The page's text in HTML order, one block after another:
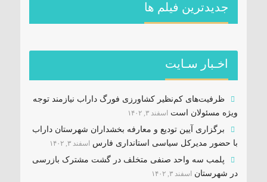
جديدترين فیلم ها
اخـبار سـایت
ظرفیت‌های کم‌نظیر کشاورزی فورگ داراب نیازمند توجه
ویژه مسئولان است
اسفند ۳, ۱۴۰۲
برگزاری آیین تودیع و معارفه بخشداران شهرستان داراب
با حضور مدیرکل سیاسی استانداری فارس
اسفند ۳, ۱۴۰۲
پلمب سه واحد صنفی متخلف در گشت مشترک بازرسی
در شهرستان
اسفند ۳, ۱۴۰۲